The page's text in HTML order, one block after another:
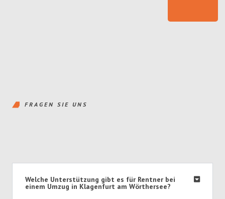
FRAGEN SIE UNS
Welche Unterstützung gibt es für Rentner bei
einem Umzug in Klagenfurt am Wörthersee?